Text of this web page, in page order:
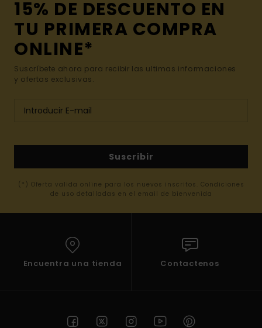
15% DE DESCUENTO EN
TU PRIMERA COMPRA
ONLINE*
Suscríbete ahora para recibir las ultimas informaciones
y ofertas exclusivas.
Suscribir
(*) Oferta valida online para los nuevos inscritos. Condiciones
de uso detalladas en el email de bienvenida
Encuentra una tienda Contactenos